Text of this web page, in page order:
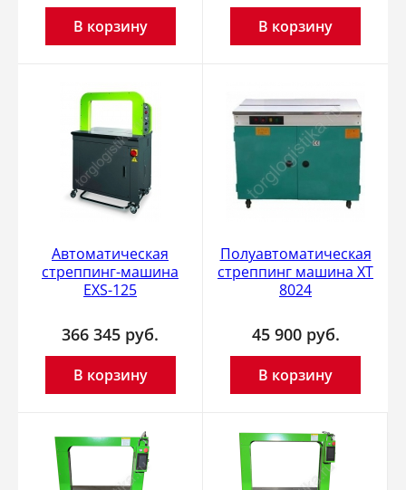
В корзину В корзину
Автоматическая
стреппинг-машина
EXS-125
366 345 руб.
В корзину
Полуавтоматическая
стреппинг машина XT
8024
45 900 руб.
В корзину